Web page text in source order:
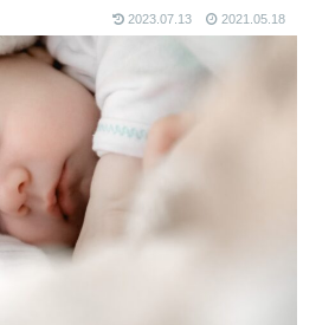
2023.07.13 2021.05.18